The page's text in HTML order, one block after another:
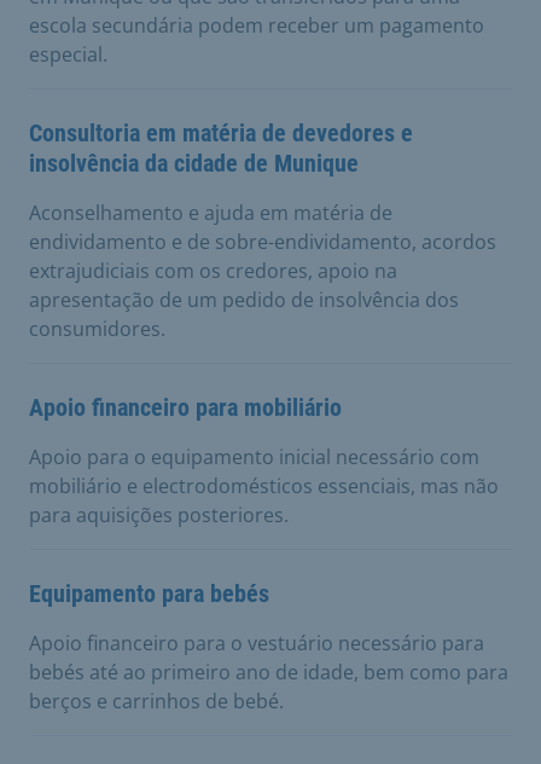
escola secundária podem receber um pagamento
especial.
Consultoria em matéria de devedores e
insolvência da cidade de Munique
Aconselhamento e ajuda em matéria de
endividamento e de sobre-endividamento, acordos
extrajudiciais com os credores, apoio na
apresentação de um pedido de insolvência dos
consumidores.
Apoio financeiro para mobiliário
Apoio para o equipamento inicial necessário com
mobiliário e electrodomésticos essenciais, mas não
para aquisições posteriores.
Equipamento para bebés
Apoio financeiro para o vestuário necessário para
bebés até ao primeiro ano de idade, bem como para
berços e carrinhos de bebé.